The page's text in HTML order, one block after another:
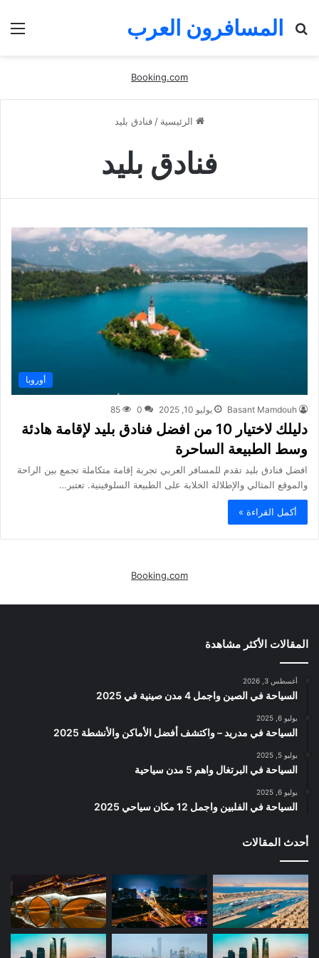
المسافرون العرب
Booking.com
الرئيسية / فنادق بليد
فنادق بليد
أوروبا
Basant Mamdouh يوليو 10, 2025 0
85
دليلك لاختيار 10 من افضل فنادق بليد لإقامة هادئة
وسط الطبيعة الساحرة
افضل فنادق بليد تقدم للمسافر العربي تجربة إقامة متكاملة تجمع بين الراحة
والموقع المثالي والإطلالة الخلابة على الطبيعة السلوفينية. تعتبر…
أكمل القراءة »
Booking.com
المقالات الأكثر مشاهدة
أغسطس 3, 2026
السياحة في الصين واجمل 4 مدن صينية في 2025
يوليو 6, 2025
السياحة في مدريد – واكتشف أفضل الأماكن والأنشطة 2025
يوليو 5, 2025
السياحة في البرتغال واهم 5 مدن سياحية
يوليو 6, 2025
السياحة في الفلبين واجمل 12 مكان سياحي 2025
أحدث المقالات